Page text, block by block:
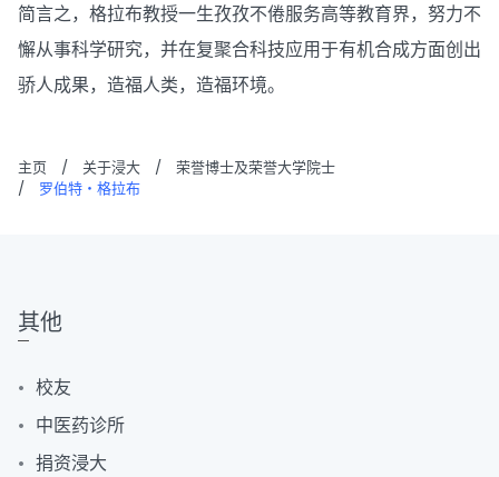
简言之，格拉布教授一生孜孜不倦服务高等教育界，努力不
懈从事科学研究，并在复聚合科技应用于有机合成方面创出
骄人成果，造福人类，造福环境。
主页 / 关于浸大 /
荣誉博士及荣誉大学院士
/
罗伯特・格拉布
其他
校友
中医药诊所
捐资浸大